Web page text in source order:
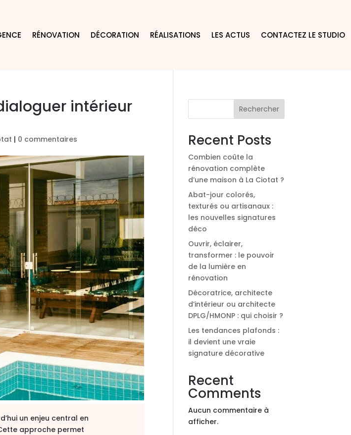
RÉNOVATION DÉCORATION RÉALISATIONS LES ACTUS CONTACTEZ LE STUDIO
intérieur
| 0 commentaires
un enjeu central en
approche permet
Rechercher
Recent Posts
Combien coûte la
rénovation complète
d’une maison à La Ciotat ?
Abat-jour colorés,
texturés ou artisanaux :
les nouvelles signatures
déco
Ouvrir, éclairer,
transformer : le pouvoir
de la lumière en
rénovation
Décoratrice, architecte
d’intérieur ou architecte
DPLG/HMONP : qui choisir ?
Les tendances plafonds :
il devient une vraie
signature décorative
Recent
Comments
Aucun commentaire à
afficher.